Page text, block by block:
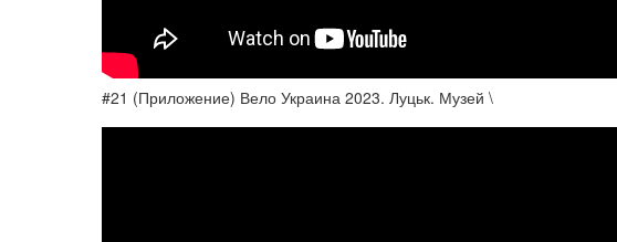
#21 (Приложение) Вело Украина 2023. Луцьк. Музей \